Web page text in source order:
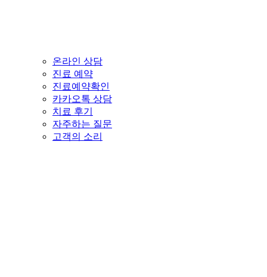
온라인 상담
진료 예약
진료예약확인
카카오톡 상담
치료 후기
자주하는 질문
고객의 소리